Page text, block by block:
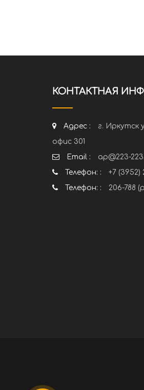
КОНТАКТНАЯ
Адрес :
г. Иркутск
офис 301
Email :
ap@223-
Телефон: :
+7
Телефон: :
206-788